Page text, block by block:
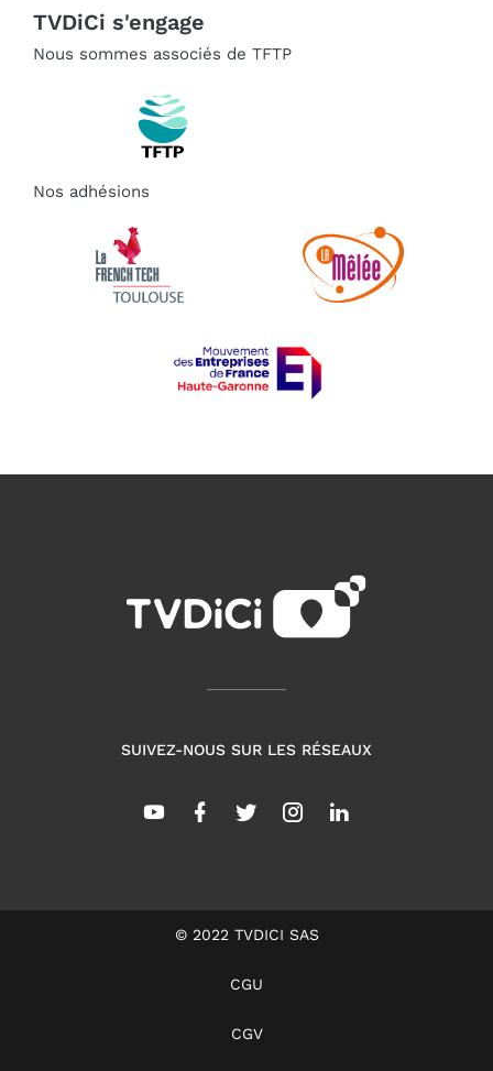
TVDiCi s'engage
Nous sommes associés de TFTP
Nos adhésions
SUIVEZ-NOUS SUR LES RÉSEAUX
© 2022 TVDICI SAS
CGU
CGV